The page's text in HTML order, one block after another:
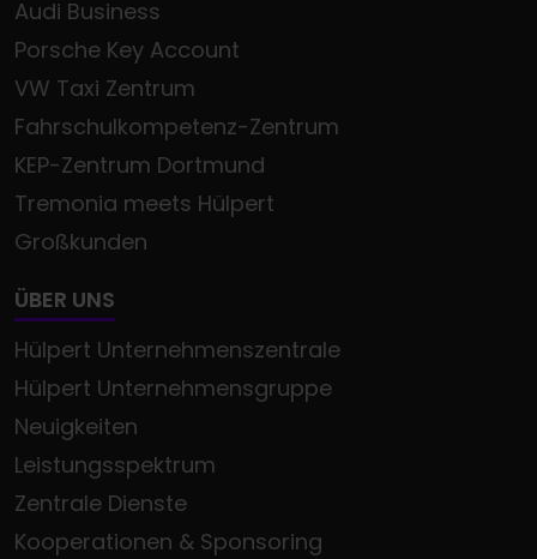
Audi Business
Porsche Key Account
VW Taxi Zentrum
Fahrschulkompetenz-Zentrum
KEP-Zentrum Dortmund
Tremonia meets Hülpert
Großkunden
ÜBER UNS
Hülpert Unternehmenszentrale
Hülpert Unternehmensgruppe
Neuigkeiten
Leistungsspektrum
Zentrale Dienste
Kooperationen & Sponsoring